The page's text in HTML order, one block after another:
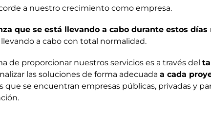
a nuestro crecimiento como empresa.
que se está llevando a cabo durante estos
a cabo con total normalidad.
de proporcionar nuestros servicios es a través del
las soluciones de forma adecuada a cada
que se encuentran empresas públicas, privadas y